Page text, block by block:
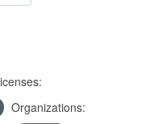
Organizations: